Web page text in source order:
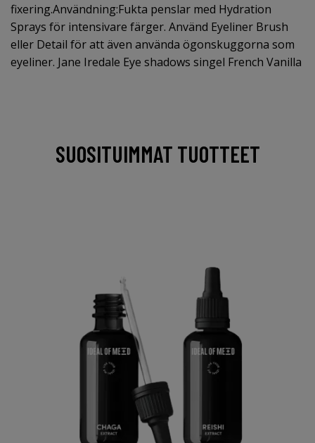
fixering.Användning:Fukta penslar med Hydration
Sprays för intensivare färger. Använd Eyeliner Brush
eller Detail för att även använda ögonskuggorna som
eyeliner. Jane Iredale Eye shadows singel French Vanilla
SUOSITUIMMAT TUOTTEET